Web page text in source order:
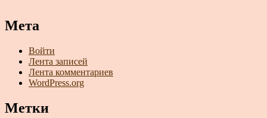
Мета
Войти
Лента записей
Лента комментариев
WordPress.org
Метки